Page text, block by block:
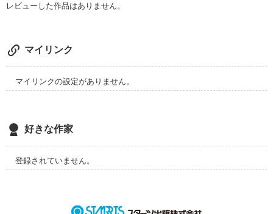
砂塚美都(Sunaduka Miyako)
｡:+* ﾟ ゜ﾟ *+:｡:+* ﾟ ゜ﾟ *+:｡:+* ﾟ｡:+* ﾟ ゜ﾟ *+
「当たり前じゃん。俺は、みゃーこが何処にいても駆け付ける
よ。」
レビューした作品はありません。
マイリンク
マイリンクの設定がありません。
好きな作家
登録されていません。